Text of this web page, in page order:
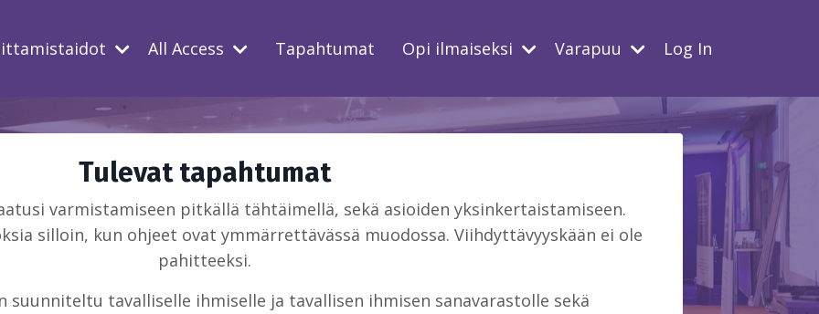
All Access Tapahtumat Opi ilmaiseksi Varapuu Log In
Tulevat tapahtumat
varmistamiseen pitkällä tähtäimellä, sekä asioiden yksinkertaistamiseen.
silloin, kun ohjeet ovat ymmärrettävässä muodossa. Viihdyttävyyskään ei ole
pahitteeksi.
suunniteltu tavalliselle ihmiselle ja tavallisen ihmisen sanavarastolle sekä